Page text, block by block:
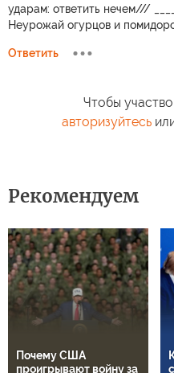
ударам: ответить нечем///
Неурожай огурцов и
Ответить
Чтобы
авторизуйтесь
Рекомендуем
Почему США
проигрывают войну за